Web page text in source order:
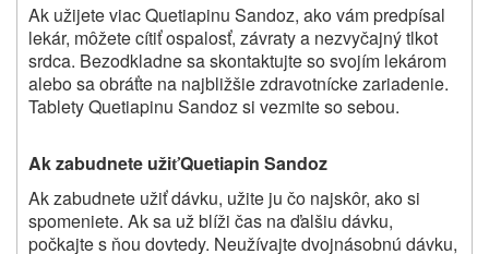
Ak užijete viac Quetiapinu Sandoz, ako vám predpísal
lekár, môžete cítiť ospalosť, závraty a nezvyčajný tlkot
srdca. Bezodkladne sa skontaktujte so svojím lekárom
alebo sa obráťte na najbližšie zdravotnícke zariadenie.
Tablety Quetiapinu Sandoz si vezmite so sebou.
Ak zabudnete užiťQuetiapin Sandoz
Ak zabudnete užiť dávku, užite ju čo najskôr, ako si
spomeniete. Ak sa už blíži čas na ďalšiu dávku,
počkajte s ňou dovtedy. Neužívajte dvojnásobnú dávku,